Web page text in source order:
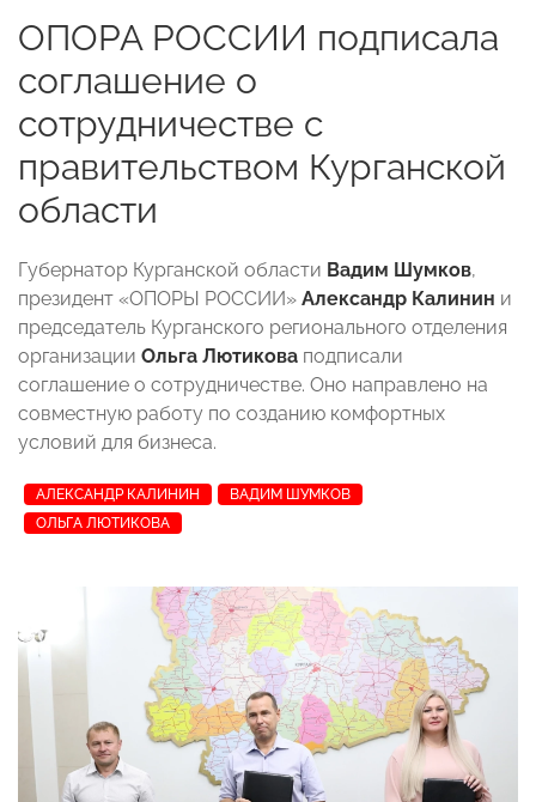
ОПОРА РОССИИ подписала
соглашение о
сотрудничестве с
правительством Курганской
области
Губернатор Курганской области Вадим Шумков,
президент «ОПОРЫ РОССИИ» Александр Калинин и
председатель Курганского регионального отделения
организации Ольга Лютикова подписали
соглашение о сотрудничестве. Оно направлено на
совместную работу по созданию комфортных
условий для бизнеса.
АЛЕКСАНДР КАЛИНИН
ВАДИМ ШУМКОВ
ОЛЬГА ЛЮТИКОВА